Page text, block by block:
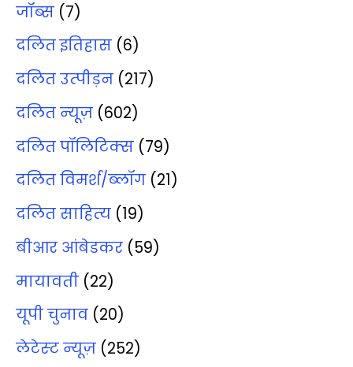
जॉब्‍स (7)
दलित इतिहास (6)
दलित उत्‍पीड़न (217)
दलित न्‍यूज़ (602)
दलित पॉलिटिक्‍स (79)
दलित विमर्श/ब्‍लॉग (21)
दलित साहित्‍य (19)
बीआर आंबेडकर (59)
मायावती (22)
यूपी चुनाव (20)
लेटेस्‍ट न्‍यूज़ (252)